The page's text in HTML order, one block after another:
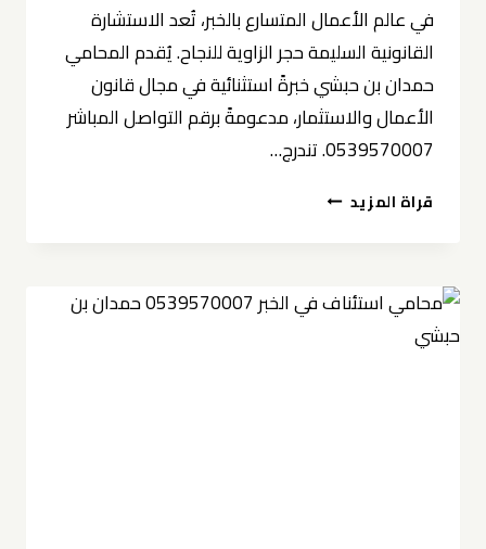
في عالم الأعمال المتسارع بالخبر، تُعد الاستشارة
القانونية السليمة حجر الزاوية للنجاح. يُقدم المحامي
حمدان بن حبشي خبرةً استثنائية في مجال قانون
الأعمال والاستثمار، مدعومةً برقم التواصل المباشر
0539570007. تندرج…
قراة المزيد محامي
الخبر
0539570007